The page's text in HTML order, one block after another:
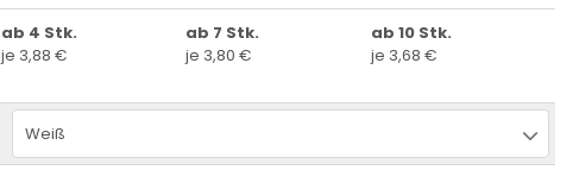
ab 4 Stk.
je 3,88 €
ab 7 Stk.
je 3,80 €
ab 10 Stk.
je 3,68 €
Weiß